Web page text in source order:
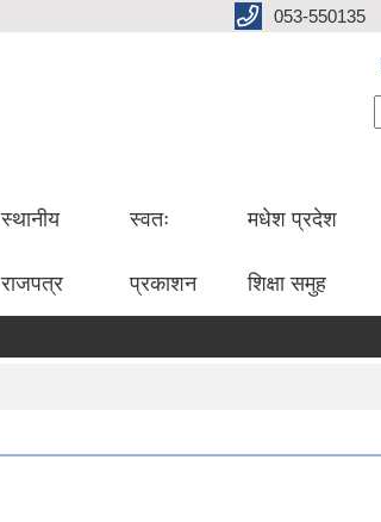
053-550135
स्थानीय
राजपत्र
स्वतः
प्रकाशन
मधेश प्रदेश
शिक्षा समुह